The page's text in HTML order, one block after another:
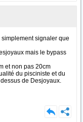
signaler que
mais le bypass
et non pas 20cm
du pisciniste et du
de Desjoyaux.